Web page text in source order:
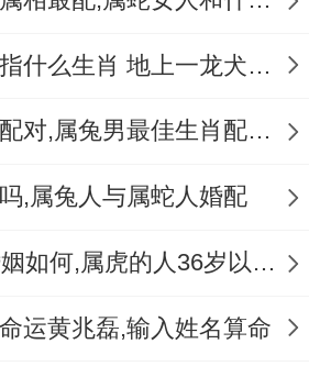
在这表明说建立牢固的家
造更牢固的基础。
在相处在领域 - 属马的人
实必须的区别、有可能会
成问题的言论。
地上一龙犬假身指什么生肖 地上一龙犬假身十二生肖指哪肖
属兔男最佳生肖配对,属兔男最佳生肖配对表
,属兔人与属蛇人婚配
属虎女36岁的婚姻如何,属虎的人36岁以后会好吗
运黄兆磊,输入姓名算命